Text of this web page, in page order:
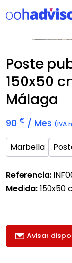
No Disponible
Poste
150x50
Málaga
90 € / Mes (IVA
Marbella
Referencia:
Medida:150x50
Avisar